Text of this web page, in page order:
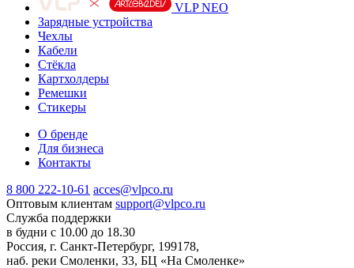
VLP NEO
Зарядные устройства
Чехлы
Кабели
Cтёкла
Картхолдеры
Ремешки
Стикеры
О бренде
Для бизнеса
Контакты
8 800 222-10-61 acces@vlpco.ru
Оптовым клиентам support@vlpco.ru
Служба поддержки
в будни с 10.00 до 18.30
Россия, г. Санкт-Петербург, 199178,
наб. реки Смоленки, 33, БЦ «На Смоленке»